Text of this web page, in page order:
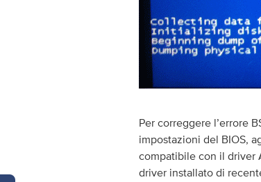
Per correggere l’errore
impostazioni del BIOS,
compatibile con il driver
driver installato di